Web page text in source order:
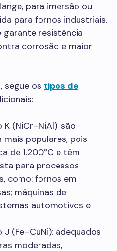
para imersão ou
para fornos industriais.
garante resistência
corrosão e maior
segue os tipos de
(NiCr–NiAl): são
mais populares, pois
de 1.200°C e têm
para processos
como: fornos em
máquinas de
automotivos e
(Fe–CuNi): adequados
moderadas,